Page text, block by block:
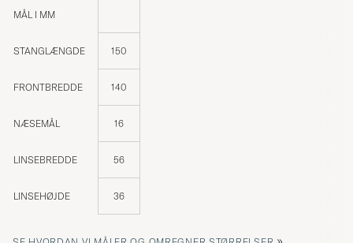
MÅL I MM
STANGLÆNGDE 150
FRONTBREDDE 140
NÆSEMÅL 16
LINSEBREDDE 56
LINSEHØJDE 36